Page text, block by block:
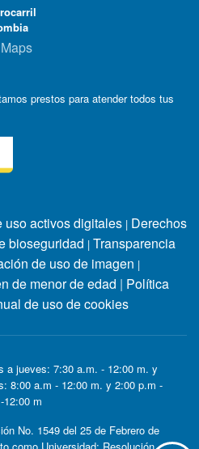
prestos para atender todos tus
uso activos digitales | Derechos
bioseguridad | Transparencia
de uso de imagen |
de menor de edad | Política
de uso de cookies
a jueves: 7:30 a.m. - 12:00 m. y
8:00 a.m - 12:00 m. y 2:00 p.m -
m
No. 1549 del 25 de Febrero de